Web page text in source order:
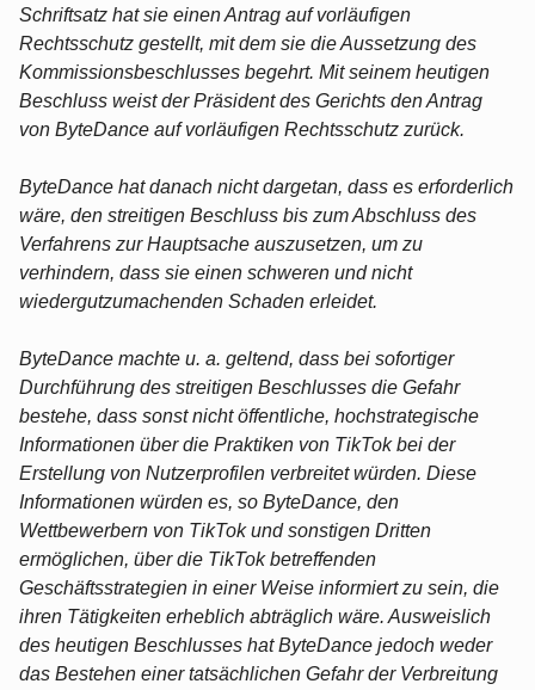
Schriftsatz hat sie einen Antrag auf vorläufigen
Rechtsschutz gestellt, mit dem sie die Aussetzung des
Kommissionsbeschlusses begehrt. Mit seinem heutigen
Beschluss weist der Präsident des Gerichts den Antrag
von ByteDance auf vorläufigen Rechtsschutz zurück.
ByteDance hat danach nicht dargetan, dass es erforderlich
wäre, den streitigen Beschluss bis zum Abschluss des
Verfahrens zur Hauptsache auszusetzen, um zu
verhindern, dass sie einen schweren und nicht
wiedergutzumachenden Schaden erleidet.
ByteDance machte u. a. geltend, dass bei sofortiger
Durchführung des streitigen Beschlusses die Gefahr
bestehe, dass sonst nicht öffentliche, hochstrategische
Informationen über die Praktiken von TikTok bei der
Erstellung von Nutzerprofilen verbreitet würden. Diese
Informationen würden es, so ByteDance, den
Wettbewerbern von TikTok und sonstigen Dritten
ermöglichen, über die TikTok betreffenden
Geschäftsstrategien in einer Weise informiert zu sein, die
ihren Tätigkeiten erheblich abträglich wäre. Ausweislich
des heutigen Beschlusses hat ByteDance jedoch weder
das Bestehen einer tatsächlichen Gefahr der Verbreitung